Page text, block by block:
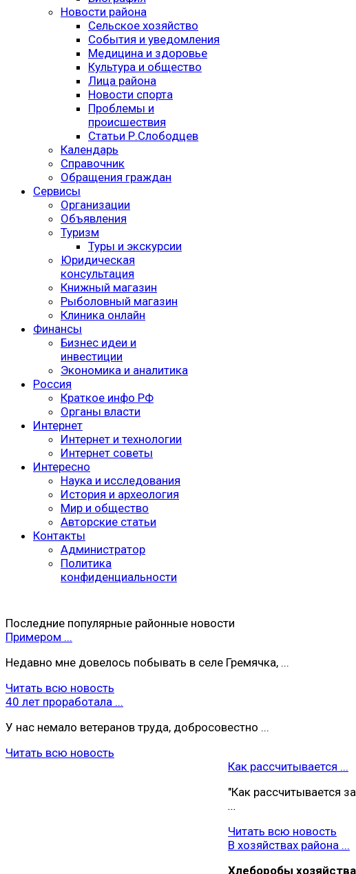
Новости района
Сельское хозяйство
События и уведомления
Медицина и здоровье
Культура и общество
Лица района
Новости спорта
Проблемы и
происшествия
Статьи Р.Слободцев
Календарь
Справочник
Обращения граждан
Сервисы
Организации
Объявления
Туризм
Туры и экскурсии
Юридическая
консультация
Книжный магазин
Рыболовный магазин
Клиника онлайн
Финансы
Бизнес идеи и
инвестиции
Экономика и аналитика
Россия
Краткое инфо РФ
Органы власти
Интернет
Интернет и технологии
Интернет советы
Интересно
Наука и исследования
История и археология
Мир и общество
Авторские статьи
Контакты
Администратор
Политика
конфиденциальности
Последние популярные районные новости
Примером ...
Недавно мне довелось побывать в селе Гремячка, ...
Читать всю новость
40 лет проработала ...
У нас немало ветеранов труда, добросовестно ...
Читать всю новость
Как рассчитывается ...
"Как рассчитывается
...
Читать всю новость
В хозяйствах района ...
Хлеборобы